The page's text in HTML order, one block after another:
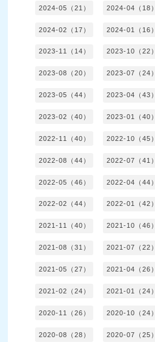
2024-05（21） 2024-04（18）
2024-02（17） 2024-01（16）
2023-11（14） 2023-10（22）
2023-08（20） 2023-07（24）
2023-05（44） 2023-04（43）
2023-02（40） 2023-01（40）
2022-11（40） 2022-10（45）
2022-08（44） 2022-07（41）
2022-05（46） 2022-04（44）
2022-02（44） 2022-01（42）
2021-11（40） 2021-10（46）
2021-08（31） 2021-07（22）
2021-05（27） 2021-04（26）
2021-02（24） 2021-01（24）
2020-11（26） 2020-10（24）
2020-08（28） 2020-07（25）